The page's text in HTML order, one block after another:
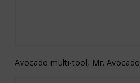
Avocado multi-tool, Mr.